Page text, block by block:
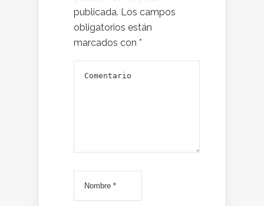
publicada. Los campos
obligatorios están
marcados con *